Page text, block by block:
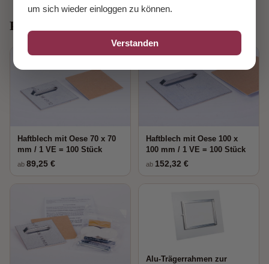
um sich wieder einloggen zu können.
Verstanden
Passendes Zubehör
Haftblech mit Oese 70 x 70
mm / 1 VE = 100 Stück
ab 89,25 €
Haftblech mit Oese 100 x
100 mm / 1 VE = 100 Stück
ab 152,32 €
Alu-Trägerrahmen zur